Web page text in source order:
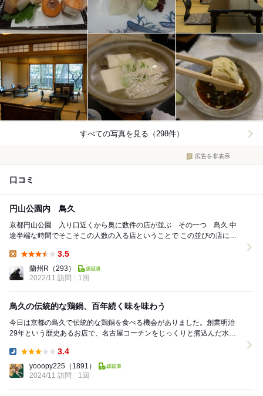
すべての写真を見る（298件）
広告を非表示
口コミ
円山公園内 鳥久
京都円山公園 入り口近くから奥に数件の店が並ぶ その一つ 鳥久 中
途半端な時間でそこそこの人数の入る店ということで この並びの店にし
3.5
蘭州R （293）
2022/11 訪問
1回
鳥久の伝統的な鶏鍋、百年続く味を味わう
今日は京都の鳥久で伝統的な鶏鍋を食べる機会がありました。創業明治
29年という歴史あるお店で、名古屋コーチンをじっくりと煮込んだ水炊
3.4
yooopy225 （1891）
2024/11 訪問
1回